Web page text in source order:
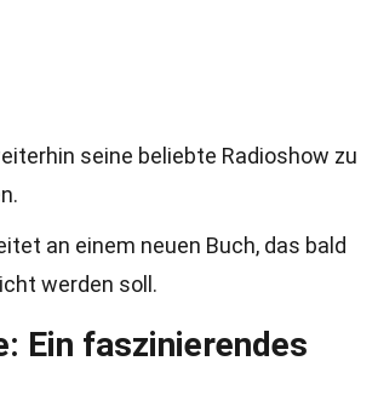
seine beliebte Radioshow zu
an einem neuen Buch, das bald
werden soll.
Ein faszinierendes